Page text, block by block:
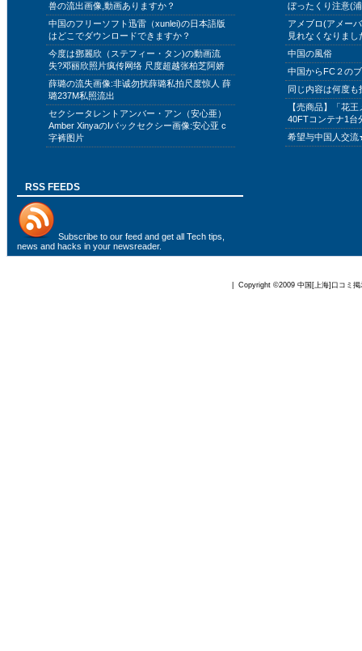
兽の流出画像,動画ありますか？
中国のフリーソフト迅雷（xunlei)の日本語版
はどこでダウンロードできますか？
今度は鄧麗欣（ステフィー・タン)の動画流
失?邓丽欣照片疯传网络 尺度超越张柏芝阿娇
薛璐の流失画像:非诚勿扰薛璐私拍尺度惊人 薛
璐237M私照流出
セクシータレントアンバー・アン（安心亜）
Amber XinyaのIバックセクシー画像:安心亚 c
字裤图片
ぼったくり注意(
アメブロ(アメー
見れなくなりまし
中国の風俗
中国からFC２の
同じ内容は何度
【売商品】「花
40FTコンテナ1台
希望与中国人交
RSS FEEDS
Subscribe to our feed and get all Tech tips,
news and hacks in your newsreader.
| Copyright ©2009 中国[上海]口コミ掲